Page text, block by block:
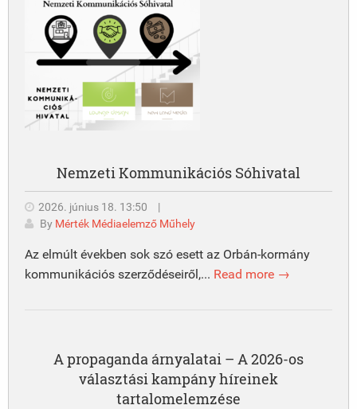
Nemzeti Kommunikációs Sóhivatal
2026. június 18. 13:50
|
By Mérték Médiaelemző Műhely
Az elmúlt években sok szó esett az Orbán-kormány
kommunikációs szerződéseiről,... Read more →
A propaganda árnyalatai – A 2026-os
választási kampány híreinek
tartalomelemzése